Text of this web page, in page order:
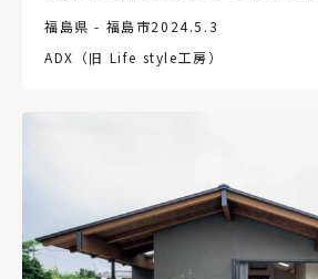
福島県 - 福島市2024.5.3
ADX（旧 Life style工房）